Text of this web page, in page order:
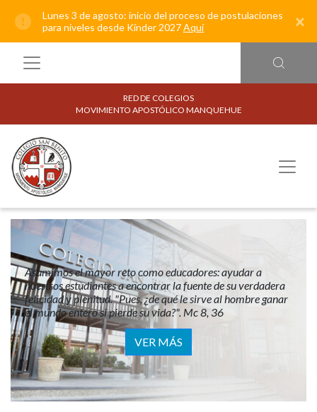
Lunes 3 de agosto: inicio del proceso de postulaciones
para niveles desde Kínder 2027Aquí ×
RED DE COLEGIOS
MOVIMIENTO APOSTÓLICO MANQUEHUE
Asumimos el mayor reto como educadores: ayudar a
nuestros estudiantes a encontrar la fuente de su verdadera
felicidad y plenitud. "Pues, ¿de qué le sirve al hombre ganar
el mundo entero si pierde su vida?". Mc 8, 36
VER MÁS